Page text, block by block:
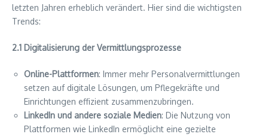
letzten Jahren erheblich verändert. Hier sind die wichtigsten
Trends:
2.1 Digitalisierung der Vermittlungsprozesse
Online-Plattformen: Immer mehr Personalvermittlungen
setzen auf digitale Lösungen, um Pflegekräfte und
Einrichtungen effizient zusammenzubringen.
LinkedIn und andere soziale Medien: Die Nutzung von
Plattformen wie LinkedIn ermöglicht eine gezielte